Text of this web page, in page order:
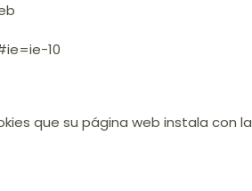
10
que su página web instala con la